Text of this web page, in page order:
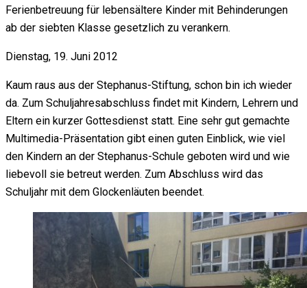
Ferienbetreuung für lebensältere Kinder mit Behinderungen
ab der siebten Klasse gesetzlich zu verankern.
Dienstag, 19. Juni 2012
Kaum raus aus der Stephanus-Stiftung, schon bin ich wieder
da. Zum Schuljahresabschluss findet mit Kindern, Lehrern und
Eltern ein kurzer Gottesdienst statt. Eine sehr gut gemachte
Multimedia-Präsentation gibt einen guten Einblick, wie viel
den Kindern an der Stephanus-Schule geboten wird und wie
liebevoll sie betreut werden. Zum Abschluss wird das
Schuljahr mit dem Glockenläuten beendet.